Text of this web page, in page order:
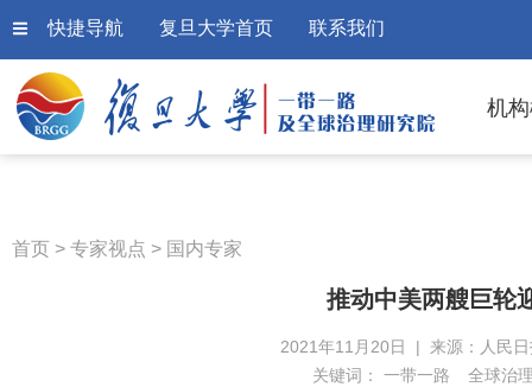
快捷导航 复旦大学首页 联系我们
机
首页 > 专家视点 > 国内专家
推动中美两艘巨轮
2021年11月20日 | 来源：人民
关键词： 一带一路 全球治